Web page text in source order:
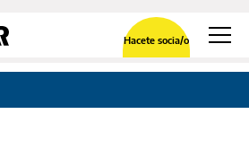
Hacete socia/o